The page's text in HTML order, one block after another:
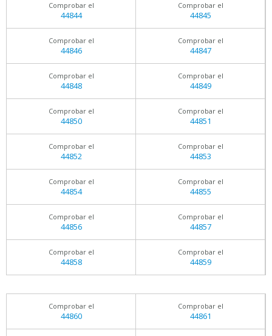
Comprobar el
44844
Comprobar el
44845
Comprobar el
44846
Comprobar el
44847
Comprobar el
44848
Comprobar el
44849
Comprobar el
44850
Comprobar el
44851
Comprobar el
44852
Comprobar el
44853
Comprobar el
44854
Comprobar el
44855
Comprobar el
44856
Comprobar el
44857
Comprobar el
44858
Comprobar el
44859
Comprobar el
44860
Comprobar el
44861